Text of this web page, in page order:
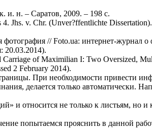
и. н. – Саратов, 2009. – 198 с.
Jhs. v. Chr. (Unver?ffentlichte
// Foto.ua: интернет-журнал
20.03.2014).
of Maximilian I: Two Oversized,
2 February 2014).
При необходимости привести
делается только автоматически.
и относится не только к листьям, но
попытаемся прояснить в данной